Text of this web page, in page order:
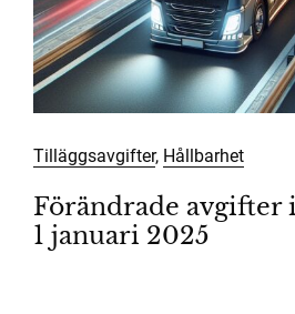
Tilläggsavgifter, Hållbarhet
Förändrade avgifter
1 januari 2025